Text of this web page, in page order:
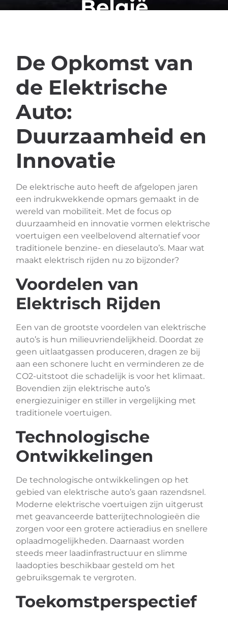
België
De Opkomst van
de Elektrische
Auto:
Duurzaamheid en
Innovatie
De elektrische auto heeft de afgelopen jaren
een indrukwekkende opmars gemaakt in de
wereld van mobiliteit. Met de focus op
duurzaamheid en innovatie vormen elektrische
voertuigen een veelbelovend alternatief voor
traditionele benzine- en dieselauto’s. Maar wat
maakt elektrisch rijden nu zo bijzonder?
Voordelen van
Elektrisch Rijden
Een van de grootste voordelen van elektrische
auto’s is hun milieuvriendelijkheid. Doordat ze
geen uitlaatgassen produceren, dragen ze bij
aan een schonere lucht en verminderen ze de
CO2-uitstoot die schadelijk is voor het klimaat.
Bovendien zijn elektrische auto’s
energiezuiniger en stiller in vergelijking met
traditionele voertuigen.
Technologische
Ontwikkelingen
De technologische ontwikkelingen op het
gebied van elektrische auto’s gaan razendsnel.
Moderne elektrische voertuigen zijn uitgerust
met geavanceerde batterijtechnologieën die
zorgen voor een grotere actieradius en snellere
oplaadmogelijkheden. Daarnaast worden
steeds meer laadinfrastructuur en slimme
laadopties beschikbaar gesteld om het
gebruiksgemak te vergroten.
Toekomstperspectief